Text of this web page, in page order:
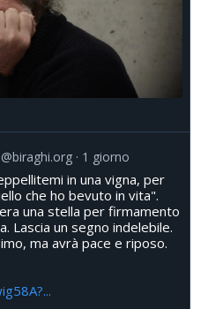
@biraghi.org 1 giorno
in una vigna, per
che ho bevuto in vita".
una stella per firmamento
Lascia un segno indelebile.
ma avrà pace e riposo.